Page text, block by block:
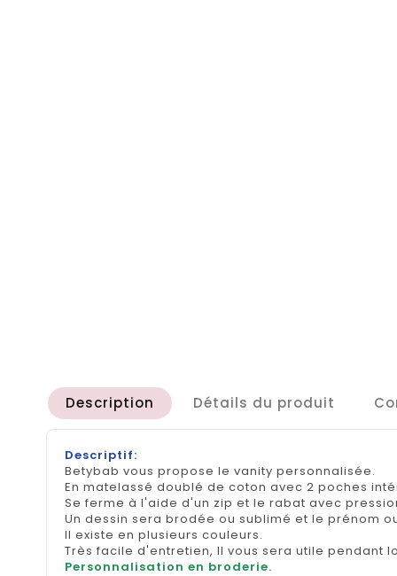
Description Détails du produit
Descriptif:
Betybab vous propose le vanity personnalisée.
En matelassé doublé de coton avec 2 poches
Se ferme à l'aide d'un zip et le rabat avec
Un dessin sera brodée ou sublimé et le prénom
Il existe en plusieurs couleurs.
Très facile d'entretien, Il vous sera utile pendant
Personnalisation en broderie.